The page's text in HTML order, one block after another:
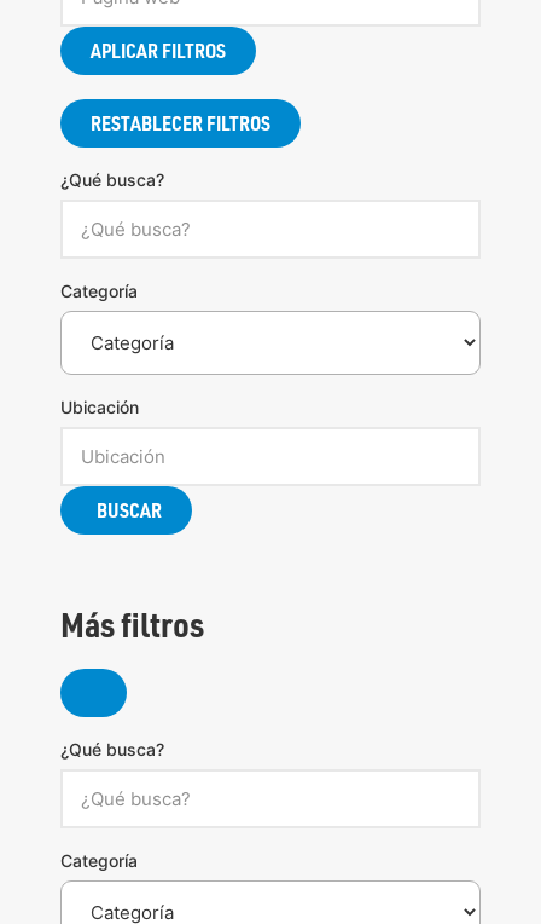
APLICAR FILTROS
RESTABLECER FILTROS
¿Qué busca?
Categoría
Ubicación
BUSCAR
Más filtros
¿Qué busca?
Categoría